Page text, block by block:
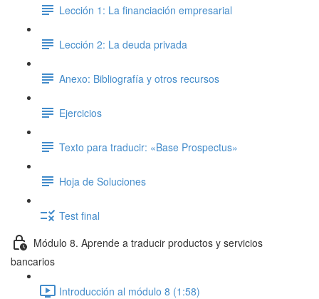
Lección 1: La financiación empresarial
Lección 2: La deuda privada
Anexo: Bibliografía y otros recursos
Ejercicios
Texto para traducir: «Base Prospectus»
Hoja de Soluciones
Test final
Módulo 8. Aprende a traducir productos y servicios
bancarios
Introducción al módulo 8 (1:58)